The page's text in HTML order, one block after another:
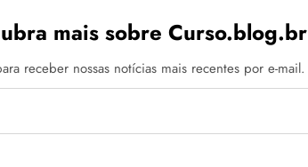
mais sobre Curso.blog.br
receber nossas notícias mais recentes por e-mail.